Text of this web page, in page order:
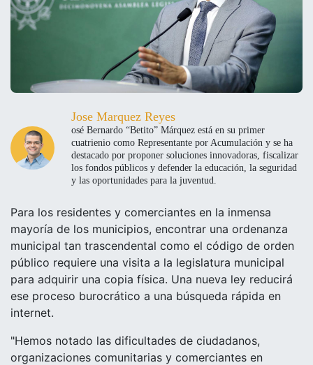
Jose Marquez Reyes
osé Bernardo “Betito” Márquez está en su primer
cuatrienio como Representante por Acumulación y se ha
destacado por proponer soluciones innovadoras, fiscalizar
los fondos públicos y defender la educación, la seguridad
y las oportunidades para la juventud.
Para los residentes y comerciantes en la inmensa
mayoría de los municipios, encontrar una ordenanza
municipal tan trascendental como el código de orden
público requiere una visita a la legislatura municipal
para adquirir una copia física. Una nueva ley reducirá
ese proceso burocrático a una búsqueda rápida en
internet.
"Hemos notado las dificultades de ciudadanos,
organizaciones comunitarias y comerciantes en